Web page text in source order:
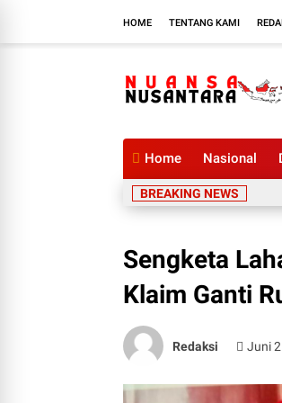
HOME TENTANG KAMI
Home Nasional
BREAKING NEWS
Sengketa
Klaim Ganti
Redaksi Juni